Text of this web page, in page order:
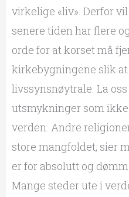
virkelige «liv». Derfor
senere tiden har flere
orde for at korset må
kirkebygningene slik
livssynsnøytrale. La
utsmykninger som
verden. Andre
store mangfoldet, sier
er for absolutt og
Mange steder ute i